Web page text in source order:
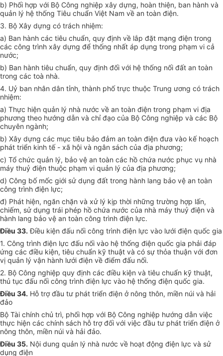
b) Phối hợp với Bộ Công nghiệp xây dựng, hoàn thiện, ban hành và
quản lý hệ thống Tiêu chuẩn Việt Nam về an toàn điện.
3. Bộ Xây dựng có trách nhiệm:
a) Ban hành các tiêu chuẩn, quy định về lắp đặt mạng điện trong
các công trình xây dựng để thống nhất áp dụng trong phạm vi cả
nước;
b) Ban hành tiêu chuẩn, quy định đối với hệ thống nối đất an toàn
trong các toà nhà.
4. Uỷ ban nhân dân tỉnh, thành phố trực thuộc Trung ương có trách
nhiệm:
a) Thực hiện quản lý nhà nước về an toàn điện trong phạm vi địa
phương theo hướng dẫn và chỉ đạo của Bộ Công nghiệp và các Bộ
chuyên ngành;
b) Xây dựng các mục tiêu bảo đảm an toàn điện đưa vào kế hoạch
phát triển kinh tế - xã hội và ngân sách của địa phương;
c) Tổ chức quản lý, bảo vệ an toàn các hồ chứa nước phục vụ nhà
máy thuỷ điện thuộc phạm vi quản lý của địa phương;
d) Công bố mốc giới sử dụng đất trong hành lang bảo vệ an toàn
công trình điện lực;
đ) Phát hiện, ngăn chặn và xử lý kịp thời những trường hợp lấn,
chiếm, sử dụng trái phép hồ chứa nước của nhà máy thuỷ điện và
hành lang bảo vệ an toàn công trình điện lực.
Điều 33. Điều kiện đấu nối công trình điện lực vào lưới điện quốc gia
1. Công trình điện lực đấu nối vào hệ thống điện quốc gia phải đáp
ứng các điều kiện, tiêu chuẩn kỹ thuật và có sự thỏa thuận với đơn
vị quản lý vận hành lưới điện về điểm đấu nối.
2. Bộ Công nghiệp quy định các điều kiện và tiêu chuẩn kỹ thuật,
thủ tục đấu nối công trình điện lực vào hệ thống điện quốc gia.
Điều 34. Hỗ trợ đầu tư phát triển điện ở nông thôn, miền núi và hải
đảo
Bộ Tài chính chủ trì, phối hợp với Bộ Công nghiệp hướng dẫn việc
thực hiện các chính sách hỗ trợ đối với việc đầu tư phát triển điện ở
nông thôn, miền núi và hải đảo.
Điều 35. Nội dung quản lý nhà nước về hoạt động điện lực và sử
dụng điện